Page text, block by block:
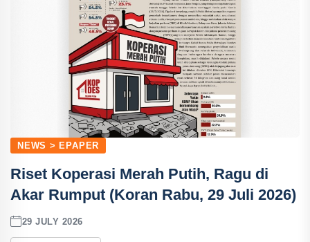
NEWS > EPAPER
Riset Koperasi Merah Putih, Ragu di
Akar Rumput (Koran Rabu, 29 Juli 2026)
29 JULY 2026